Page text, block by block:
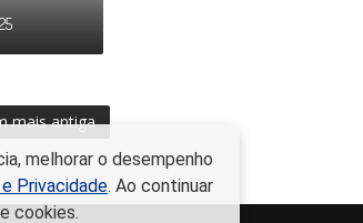
melhorar o desempenho
Privacidade. Ao continuar
cookies.
mais antiga